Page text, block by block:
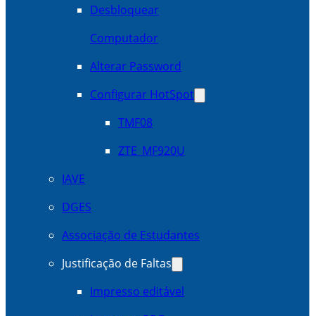
Desbloquear
Computador
Alterar Password
Configurar HotSpot
TMF08
ZTE_MF920U
IAVE
DGES
Associação de Estudantes
Justificação de Faltas
Impresso editável